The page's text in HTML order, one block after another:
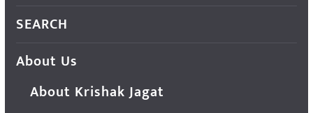
SEARCH
About Us
About Krishak Jagat